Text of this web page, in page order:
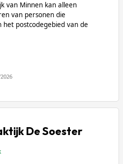
van Minnen kan alleen
van personen die
het postcodegebied van de
De Soester